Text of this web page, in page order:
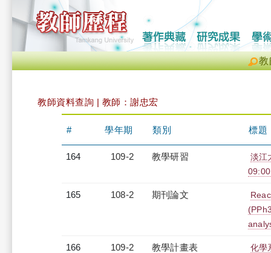
教
教師資料查詢 | 教師：謝忠宏
# 學年期 類別 標題
164 109-2 教學研習
淡江
165 108-2 期刊論文
166 109-2 教學計畫表 化學